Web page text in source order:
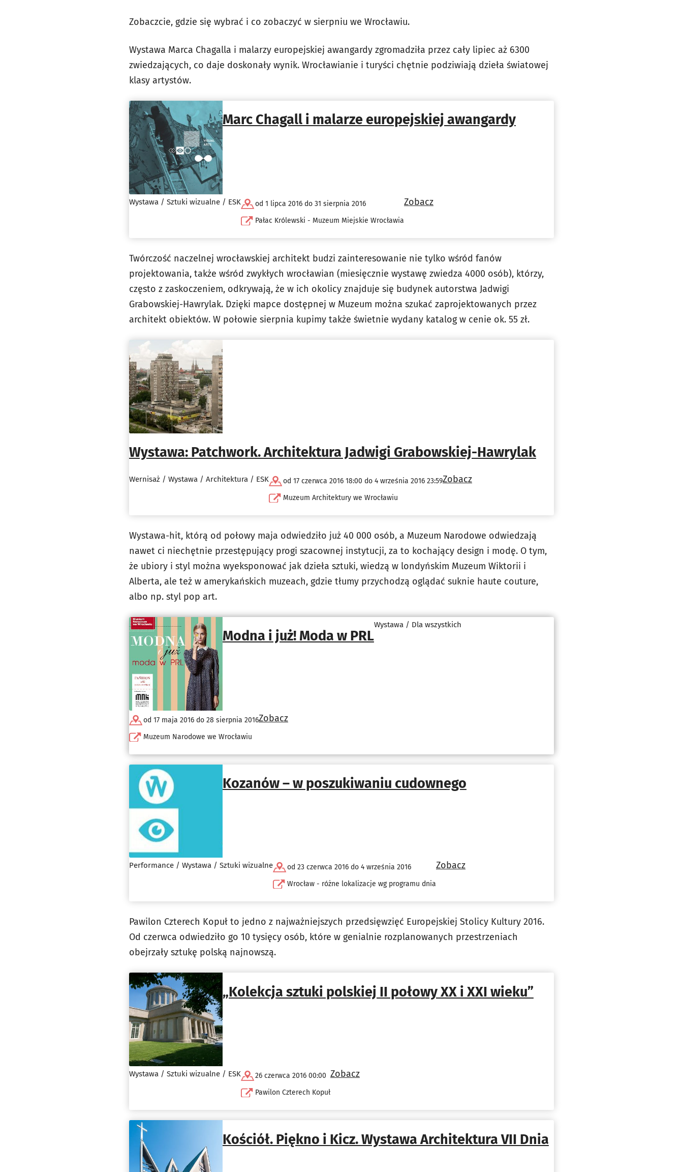
Zobaczcie, gdzie się wybrać i co zobaczyć w sierpniu we Wrocławiu.
Wystawa Marca Chagalla i malarzy europejskiej awangardy zgromadziła przez cały lipiec aż 6300
zwiedzających, co daje doskonały wynik. Wrocławianie i turyści chętnie podziwiają dzieła światowej
klasy artystów.
Marc Chagall i malarze europejskiej awangardy
Wystawa / Sztuki wizualne / ESK
od 1 lipca 2016 do 31 sierpnia 2016
Pałac Królewski - Muzeum Miejskie Wrocławia
Zobacz
Twórczość naczelnej wrocławskiej architekt budzi zainteresowanie nie tylko wśród fanów
projektowania, także wśród zwykłych wrocławian (miesięcznie wystawę zwiedza 4000 osób), którzy,
często z zaskoczeniem, odkrywają, że w ich okolicy znajduje się budynek autorstwa Jadwigi
Grabowskiej-Hawrylak. Dzięki mapce dostępnej w Muzeum można szukać zaprojektowanych przez
architekt obiektów. W połowie sierpnia kupimy także świetnie wydany katalog w cenie ok. 55 zł.
Wystawa: Patchwork. Architektura Jadwigi Grabowskiej-Hawrylak
Wernisaż / Wystawa / Architektura / ESK
od 17 czerwca 2016 18:00 do 4 września 2016 23:59
Muzeum Architektury we Wrocławiu
Zobacz
Wystawa-hit, którą od połowy maja odwiedziło już 40 000 osób, a Muzeum Narodowe odwiedzają
nawet ci niechętnie przestępujący progi szacownej instytucji, za to kochający design i modę. O tym,
że ubiory i styl można wyeksponować jak dzieła sztuki, wiedzą w londyńskim Muzeum Wiktorii i
Alberta, ale też w amerykańskich muzeach, gdzie tłumy przychodzą oglądać suknie haute couture,
albo np. styl pop art.
Modna i już! Moda w PRL
Wystawa / Dla wszystkich
od 17 maja 2016 do 28 sierpnia 2016
Muzeum Narodowe we Wrocławiu
Zobacz
Kozanów – w poszukiwaniu cudownego
Performance / Wystawa / Sztuki wizualne
od 23 czerwca 2016 do 4 września 2016
Wrocław - różne lokalizacje wg programu dnia
Zobacz
Pawilon Czterech Kopuł to jedno z najważniejszych przedsięwzięć Europejskiej Stolicy Kultury 2016.
Od czerwca odwiedziło go 10 tysięcy osób, które w genialnie rozplanowanych przestrzeniach
obejrzały sztukę polską najnowszą.
„Kolekcja sztuki polskiej II połowy XX i XXI wieku”
Wystawa / Sztuki wizualne / ESK
26 czerwca 2016 00:00
Pawilon Czterech Kopuł
Zobacz
Kościół. Piękno i Kicz. Wystawa Architektura VII Dnia